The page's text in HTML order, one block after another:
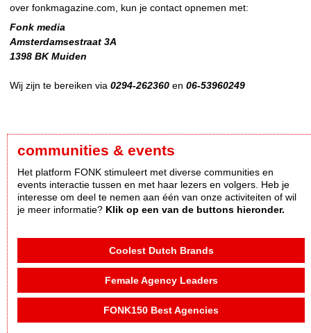
over fonkmagazine.com, kun je contact opnemen met:
Fonk media
Amsterdamsestraat 3A
1398 BK Muiden
Wij zijn te bereiken via 0294-262360 en 06-53960249
communities & events
Het platform FONK stimuleert met diverse communities en
events interactie tussen en met haar lezers en volgers. Heb je
interesse om deel te nemen aan één van onze activiteiten of wil
je meer informatie? Klik op een van de buttons hieronder.
Coolest Dutch Brands
Female Agency Leaders
FONK150 Best Agencies